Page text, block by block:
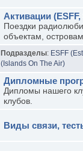
Активации
Поездки
объектам,
Подразделы: ESFF
(Islands On The Air)
Дипломные
Дипломы нашего
клубов.
Виды связи,